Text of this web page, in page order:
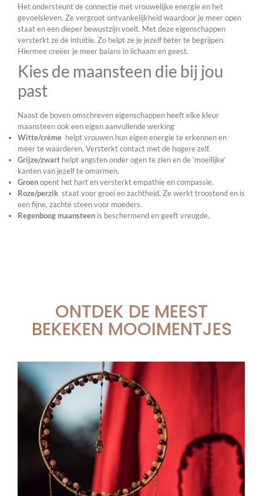
Het ondersteunt de connectie met vrouwelijke energie en het
gevoelsleven. Ze vergroot ontvankelijkheid waardoor je meer open
staat en een dieper bewustzijn voelt. Met deze eigenschappen
versterkt ze de intuïtie. Zo helpt ze je jezelf beter te begrijpen.
Hiermee creëer je meer balans in lichaam en geest.
Kies de maansteen die bij jou
past
Naast de boven omschreven eigenschappen heeft elke kleur
maansteen ook een eigen aanvullende werking
Witte/crème helpt vrouwen hun eigen energie te erkennen en
meer te waarderen. Versterkt contact met de hogere zelf.
Grijze/zwart helpt angsten onder ogen te zien en de ‘moeilijke’
kanten van jezelf te omarmen.
Groenopent het hart en versterkt empathie en compassie.
Roze/perzik staat voor groei en zachtheid. Ze werkt troostend en is
een fijne, zachte steen voor moeders.
Regenboog maansteen is beschermend en geeft vreugde.
ONTDEK DE MEEST
BEKEKEN MOOIMENTJES